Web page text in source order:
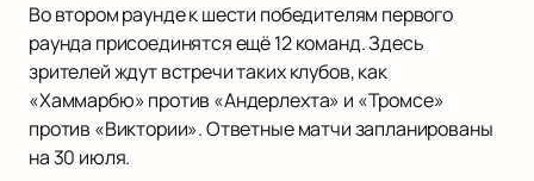
Во втором раунде к шести победителям первого
раунда присоединятся ещё 12 команд. Здесь
зрителей ждут встречи таких клубов, как
«Хаммарбю» против «Андерлехта» и «Тромсе»
против «Виктории». Ответные матчи запланированы
на 30 июля.